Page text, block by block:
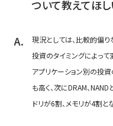
ついて教えてほし
現況としては、比較的偏り
投資のタイミングによって
アプリケーション別の投
も高く、次にDRAM、
ドリが6割、メモリが4割と